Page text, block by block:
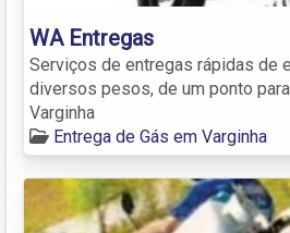
WA Entregas
Serviços de entregas rápidas de
diversos pesos, de um ponto
Varginha
Entrega de Gás em Varginha